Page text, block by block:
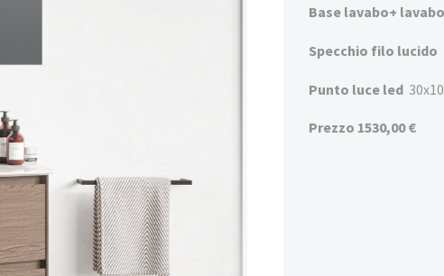
Base lavabo+ lavabo
Specchio filo lucido
Punto luce led
Prezzo 1530,00 €